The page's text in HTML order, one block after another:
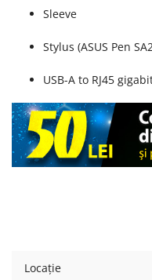
Sleeve
Stylus (ASUS Pen
USB-A to RJ45
Locație